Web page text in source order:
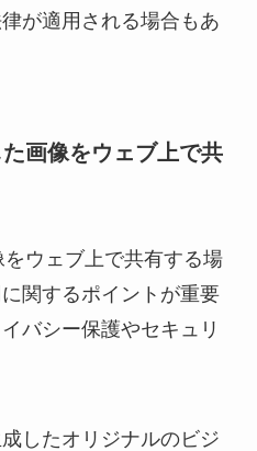
が適用される場合もあ
画像をウェブ上で共
ウェブ上で共有する場
関するポイントが重要
バシー保護やセキュリ
したオリジナルのビジ